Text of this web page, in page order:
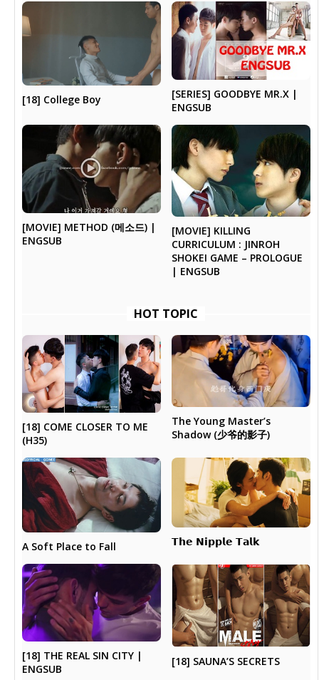
[18] College Boy
[SERIES] GOODBYE MR.X |
ENGSUB
[MOVIE] METHOD (메소드) |
ENGSUB
[MOVIE] KILLING
CURRICULUM : JINROH
SHOKEI GAME – PROLOGUE
| ENGSUB
HOT TOPIC
[18] COME CLOSER TO ME
(H35)
The Young Master’s
Shadow (少爷的影子)
A Soft Place to Fall 𝗧𝗵𝗲 𝗡𝗶𝗽𝗽𝗹𝗲 𝗧𝗮𝗹𝗸
[18] THE REAL SIN CITY |
ENGSUB
[18] SAUNA’S SECRETS